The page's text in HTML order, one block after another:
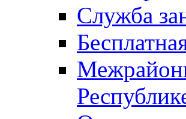
Служба